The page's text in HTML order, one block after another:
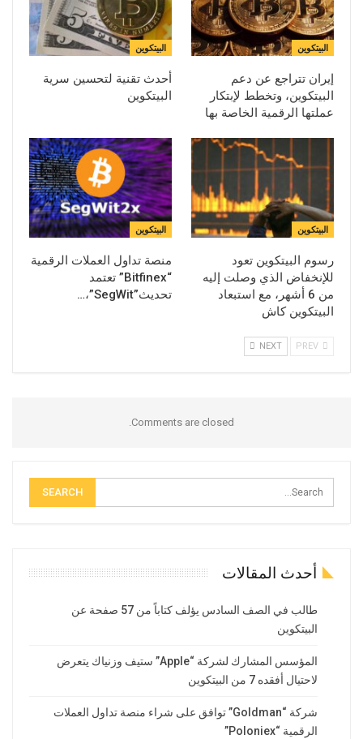
البيتكوين
إيران تتراجع عن دعم
البيتكوين، وتخطط لإبتكار
عملتها الرقمية الخاصة بها
البيتكوين
أحدث تقنية لتحسين سرية
البيتكوين
البيتكوين
رسوم البيتكوين تعود
للإنخفاض الذي وصلت إليه
من 6 أشهر، مع استبعاد
البيتكوين كاش
البيتكوين
منصة تداول العملات الرقمية
“Bitfinex” تعتمد
تحديث”SegWit”،…
NEXT
Comments are closed.
أحدث المقالات
طالب في الصف السادس يؤلف كتاباً من 57 صفحة عن
البيتكوين
المؤسس المشارك لشركة “Apple” ستيف وزنياك يتعرض
لاحتيال أفقده 7 من البيتكوين
شركة “Goldman” توافق على شراء منصة تداول العملات
الرقمية “Poloniex”